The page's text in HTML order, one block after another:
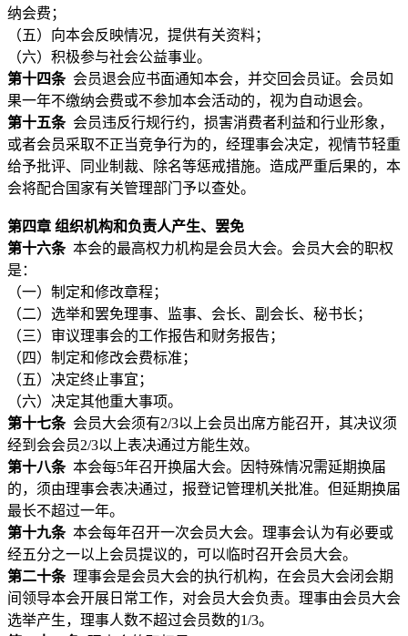
纳会费；
（五）向本会反映情况，提供有关资料；
（六）积极参与社会公益事业。
第十四条会员退会应书面通知本会，并交回会员证。会员如
果一年不缴纳会费或不参加本会活动的，视为自动退会。
第十五条会员违反行规行约，损害消费者利益和行业形象，
或者会员采取不正当竞争行为的，经理事会决定，视情节轻重
给予批评、同业制裁、除名等惩戒措施。造成严重后果的，本
会将配合国家有关管理部门予以查处。
第四章 组织机构和负责人产生、罢免
第十六条本会的最高权力机构是会员大会。会员大会的职权
是：
（一）制定和修改章程；
（二）选举和罢免理事、监事、会长、副会长、秘书长；
（三）审议理事会的工作报告和财务报告；
（四）制定和修改会费标准；
（五）决定终止事宜；
（六）决定其他重大事项。
第十七条会员大会须有2/3以上会员出席方能召开，其决议须
经到会会员2/3以上表决通过方能生效。
第十八条 本会每5年召开换届大会。因特殊情况需延期换届
的，须由理事会表决通过，报登记管理机关批准。但延期换届
最长不超过一年。
第十九条 本会每年召开一次会员大会。理事会认为有必要或
经五分之一以上会员提议的，可以临时召开会员大会。
第二十条 理事会是会员大会的执行机构，在会员大会闭会期
间领导本会开展日常工作，对会员大会负责。理事由会员大会
选举产生，理事人数不超过会员数的1/3。